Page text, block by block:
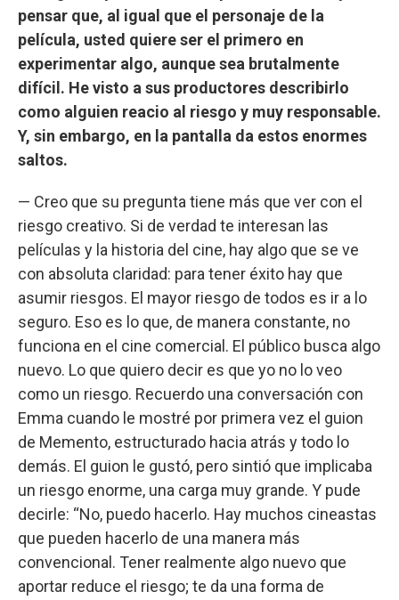
pensar que, al igual que el personaje de la
película, usted quiere ser el primero en
experimentar algo, aunque sea brutalmente
difícil. He visto a sus productores describirlo
como alguien reacio al riesgo y muy responsable.
Y, sin embargo, en la pantalla da estos enormes
saltos.
— Creo que su pregunta tiene más que ver con el
riesgo creativo. Si de verdad te interesan las
películas y la historia del cine, hay algo que se ve
con absoluta claridad: para tener éxito hay que
asumir riesgos. El mayor riesgo de todos es ir a lo
seguro. Eso es lo que, de manera constante, no
funciona en el cine comercial. El público busca algo
nuevo. Lo que quiero decir es que yo no lo veo
como un riesgo. Recuerdo una conversación con
Emma cuando le mostré por primera vez el guion
de Memento, estructurado hacia atrás y todo lo
demás. El guion le gustó, pero sintió que implicaba
un riesgo enorme, una carga muy grande. Y pude
decirle: “No, puedo hacerlo. Hay muchos cineastas
que pueden hacerlo de una manera más
convencional. Tener realmente algo nuevo que
aportar reduce el riesgo; te da una forma de